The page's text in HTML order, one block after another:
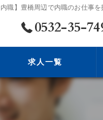
内職】豊橋周辺で内職のお仕事
0532-35-
求人一覧